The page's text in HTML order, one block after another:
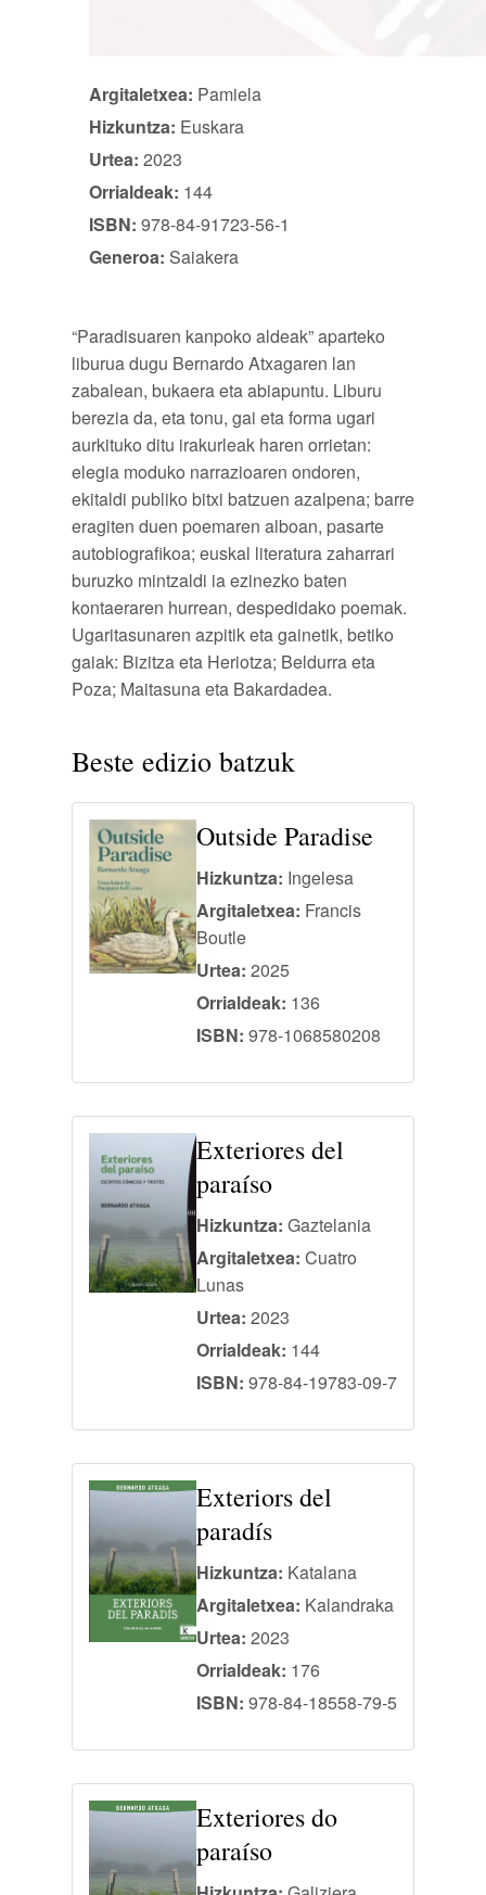
Argitaletxea: Pamiela
Hizkuntza: Euskara
Urtea: 2023
Orrialdeak: 144
ISBN: 978-84-91723-56-1
Generoa: Saiakera
“Paradisuaren kanpoko aldeak” aparteko
liburua dugu Bernardo Atxagaren lan
zabalean, bukaera eta abiapuntu. Liburu
berezia da, eta tonu, gai eta forma ugari
aurkituko ditu irakurleak haren orrietan:
elegia moduko narrazioaren ondoren,
ekitaldi publiko bitxi batzuen azalpena; barre
eragiten duen poemaren alboan, pasarte
autobiografikoa; euskal literatura zaharrari
buruzko mintzaldi ia ezinezko baten
kontaeraren hurrean, despedidako poemak.
Ugaritasunaren azpitik eta gainetik, betiko
gaiak: Bizitza eta Heriotza; Beldurra eta
Poza; Maitasuna eta Bakardadea.
Beste edizio batzuk
Outside Paradise
Hizkuntza: Ingelesa
Argitaletxea: Francis
Boutle
Urtea: 2025
Orrialdeak: 136
ISBN: 978-1068580208
Exteriores del
paraíso
Hizkuntza: Gaztelania
Argitaletxea: Cuatro
Lunas
Urtea: 2023
Orrialdeak: 144
ISBN: 978-84-19783-09-7
Exteriors del
paradís
Hizkuntza: Katalana
Argitaletxea: Kalandraka
Urtea: 2023
Orrialdeak: 176
ISBN: 978-84-18558-79-5
Exteriores do
paraíso